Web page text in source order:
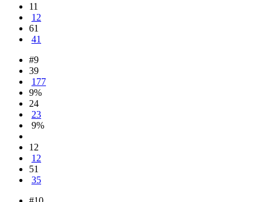
11
12
61
41
#9
39
177
9%
24
23
9%
12
12
51
35